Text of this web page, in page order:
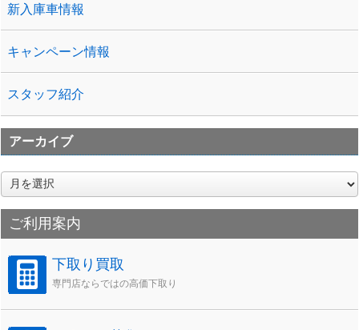
新入庫車情報
キャンペーン情報
スタッフ紹介
アーカイブ
ア
ー
カ
イ
ブ
ご利用案内
下取り買取
専門店ならではの高価下取り